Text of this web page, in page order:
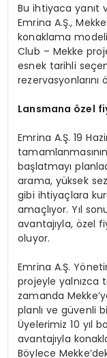
Bu ihtiyaca yanıt
Emrina A.Ş.,
konaklama
Club – Mekke
esnek tarihli
Lansmana özel
Emrina A.Ş. 19
başlatmayı
arama, yüksek
gibi ihtiyaçlara
amaçlıyor.Yıl
avantajıyla, özel
oluyor.
Emrina A.Ş.
projeyle yalnızca
zamanda
planlı ve güvenli
Üyelerimiz 10 yıl
avantajıyla
Böylece